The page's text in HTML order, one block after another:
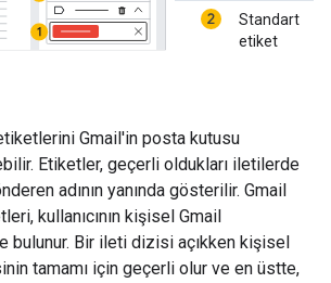
Standart
etiket
Gmail'in posta kutusu
Etiketler, geçerli oldukları iletilerde
adının yanında gösterilir. Gmail
kullanıcının kişisel Gmail
bulunur. Bir ileti dizisi açıkken kişisel
tamamı için geçerli olur ve en üstte,